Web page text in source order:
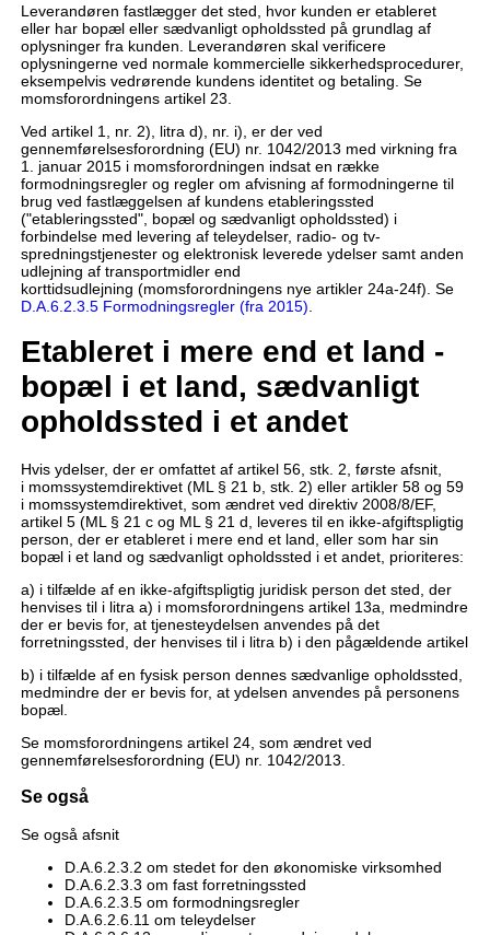
Leverandøren fastlægger det sted, hvor kunden er etableret
eller har bopæl eller sædvanligt opholdssted på grundlag af
oplysninger fra kunden. Leverandøren skal verificere
oplysningerne ved normale kommercielle sikkerhedsprocedurer,
eksempelvis vedrørende kundens identitet og betaling. Se
momsforordningens artikel 23.
Ved artikel 1, nr. 2), litra d), nr. i), er der ved
gennemførelsesforordning (EU) nr. 1042/2013 med virkning fra
1. januar 2015 i momsforordningen indsat en række
formodningsregler og regler om afvisning af formodningerne til
brug ved fastlæggelsen af kundens etableringssted
("etableringssted", bopæl og sædvanligt opholdssted) i
forbindelse med levering af teleydelser, radio- og tv-
spredningstjenester og elektronisk leverede ydelser samt anden
udlejning af transportmidler end
korttidsudlejning (momsforordningens nye artikler 24a-24f). Se
D.A.6.2.3.5 Formodningsregler (fra 2015)
Etableret i mere end et land -
bopæl i et land, sædvanligt
opholdssted i et andet
Hvis ydelser, der er omfattet af artikel 56, stk. 2, første afsnit,
i momssystemdirektivet (ML § 21 b, stk. 2) eller artikler 58 og 59
i momssystemdirektivet, som ændret ved direktiv 2008/8/EF,
artikel 5 (ML § 21 c og ML § 21 d, leveres til en ikke-afgiftspligtig
person, der er etableret i mere end et land, eller som har sin
bopæl i et land og sædvanligt opholdssted i et andet, prioriteres:
a) i tilfælde af en ikke-afgiftspligtig juridisk person det sted, der
henvises til i litra a) i momsforordningens artikel 13a, medmindre
der er bevis for, at tjenesteydelsen anvendes på det
forretningssted, der henvises til i litra b) i den pågældende artikel
b) i tilfælde af en fysisk person dennes sædvanlige opholdssted,
medmindre der er bevis for, at ydelsen anvendes på personens
bopæl.
Se momsforordningens artikel 24, som ændret ved
gennemførelsesforordning (EU) nr. 1042/2013.
Se også
Se også afsnit
D.A.6.2.3.2 om stedet for den økonomiske virksomhed
D.A.6.2.3.3 om fast forretningssted
D.A.6.2.3.5 om formodningsregler
D.A.6.2.6.11 om teleydelser